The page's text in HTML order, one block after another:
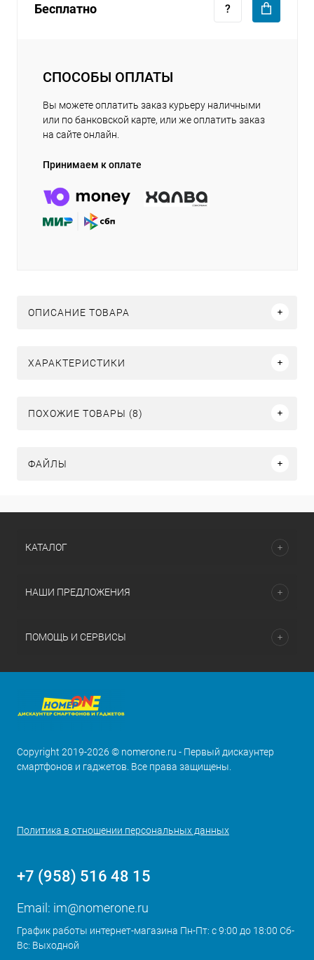
Бесплатно
СПОСОБЫ ОПЛАТЫ
Вы можете оплатить заказ курьеру наличными
или по банковской карте, или же оплатить заказ
на сайте онлайн.
Принимаем к оплате
ОПИСАНИЕ ТОВАРА
ХАРАКТЕРИСТИКИ
ПОХОЖИЕ ТОВАРЫ (8)
ФАЙЛЫ
КАТАЛОГ
НАШИ ПРЕДЛОЖЕНИЯ
ПОМОЩЬ И СЕРВИСЫ
Copyright 2019-2026 © nomerone.ru - Первый дискаунтер
смартфонов и гаджетов. Все права защищены.
Политика в отношении персональных данных
+7 (958) 516 48 15
Email: im@nomerone.ru
График работы интернет-магазина Пн-Пт: с 9:00 до 18:00 Сб-
Вс: Выходной